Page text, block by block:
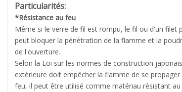
Particularités:
*Résistance au feu
Même si le verre de fil est rompu, le fil ou d'un filet
peut bloquer la pénétration de la flamme et la
de l'ouverture.
Selon la Loi sur les normes de construction
extérieure doit empêcher la flamme de se
feu, il peut être utilisé comme matériau résistant au